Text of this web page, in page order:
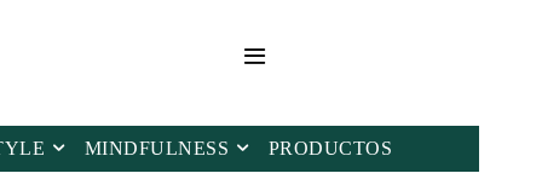
MINDFULNESS PRODUCTOS